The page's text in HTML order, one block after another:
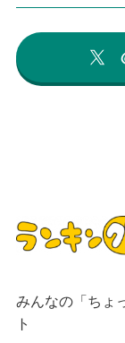
みんなの「ちょ
ト